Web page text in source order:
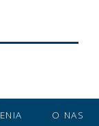
O NAS